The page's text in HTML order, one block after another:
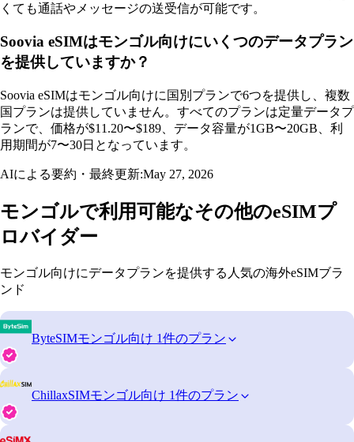
くても通話やメッセージの送受信が可能です。
Soovia eSIMはモンゴル向けにいくつのデータプラン
を提供していますか？
Soovia eSIMはモンゴル向けに国別プランで6つを提供し、複数
国プランは提供していません。すべてのプランは定量データプ
ランで、価格が$11.20〜$189、データ容量が1GB〜20GB、利
用期間が7〜30日となっています。
AIによる要約・最終更新:May 27, 2026
モンゴルで利用可能なその他のeSIMプ
ロバイダー
モンゴル向けにデータプランを提供する人気の海外eSIMブラ
ンド
ByteSIMモンゴル向け 1件のプラン
ChillaxSIMモンゴル向け 1件のプラン